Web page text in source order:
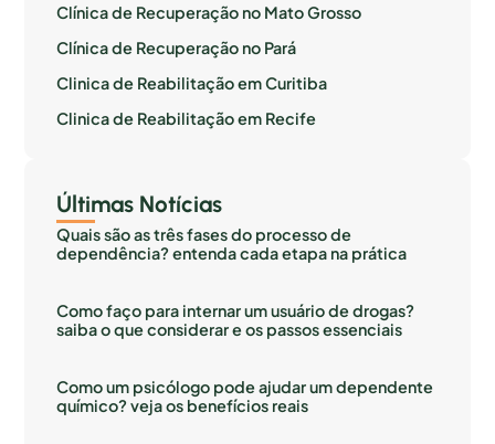
Clínica de Recuperação no Mato Grosso
Clínica de Recuperação no Pará
Clinica de Reabilitação em Curitiba
Clinica de Reabilitação em Recife
Últimas Notícias
Quais são as três fases do processo de
dependência? entenda cada etapa na prática
Como faço para internar um usuário de drogas?
saiba o que considerar e os passos essenciais
Como um psicólogo pode ajudar um dependente
químico? veja os benefícios reais